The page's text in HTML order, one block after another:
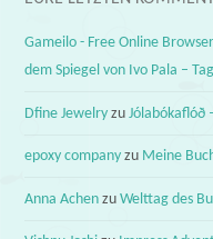
Gameilo - Free Online
dem Spiegel von Ivo Pala –
Dfine Jewelry zuJólabókaflóð
epoxy company zu Meine
Anna Achen zuWelttag des